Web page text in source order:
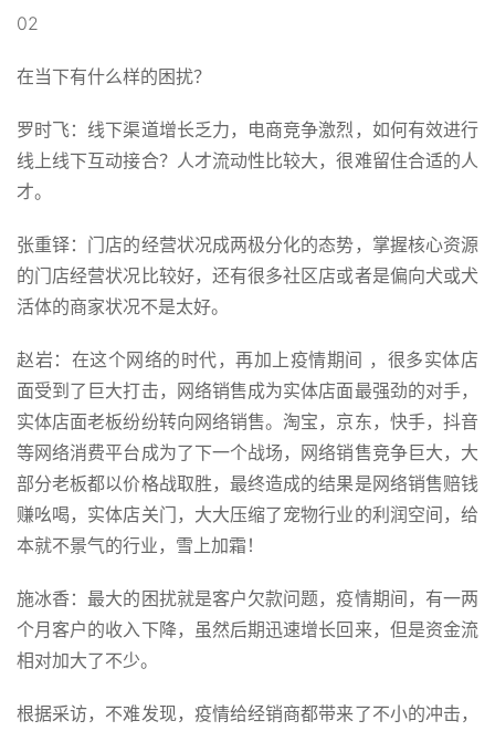
02
在当下有什么样的困扰？
罗时飞：线下渠道增长乏力，电商竞争激烈，如何有效进行
线上线下互动接合？人才流动性比较大，很难留住合适的人
才。
张重铎：门店的经营状况成两极分化的态势，掌握核心资源
的门店经营状况比较好，还有很多社区店或者是偏向犬或犬
活体的商家状况不是太好。
赵岩：在这个网络的时代，再加上疫情期间 ，很多实体店
面受到了巨大打击，网络销售成为实体店面最强劲的对手，
实体店面老板纷纷转向网络销售。淘宝，京东，快手，抖音
等网络消费平台成为了下一个战场，网络销售竞争巨大，大
部分老板都以价格战取胜，最终造成的结果是网络销售赔钱
赚吆喝，实体店关门，大大压缩了宠物行业的利润空间，给
本就不景气的行业，雪上加霜！
施冰香：最大的困扰就是客户欠款问题，疫情期间，有一两
个月客户的收入下降，虽然后期迅速增长回来，但是资金流
相对加大了不少。
根据采访，不难发现，疫情给经销商都带来了不小的冲击，